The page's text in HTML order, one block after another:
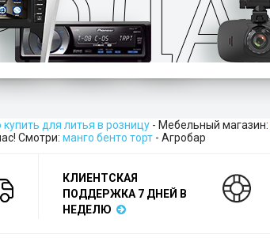
купить для литья в розницу- Мебельный магазин:
Смотри: манго бенто торт- Агробар
КЛИЕНТСКАЯ
ПОДДЕРЖКА 7 ДНЕЙ В
НЕДЕЛЮ